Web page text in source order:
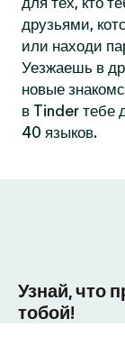
друзьями,
или находи
Уезжаешь в
новые
в Tinder тебе
40 языков.
Узнай, что
тобой!